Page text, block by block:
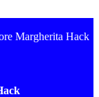
Margherita Hack